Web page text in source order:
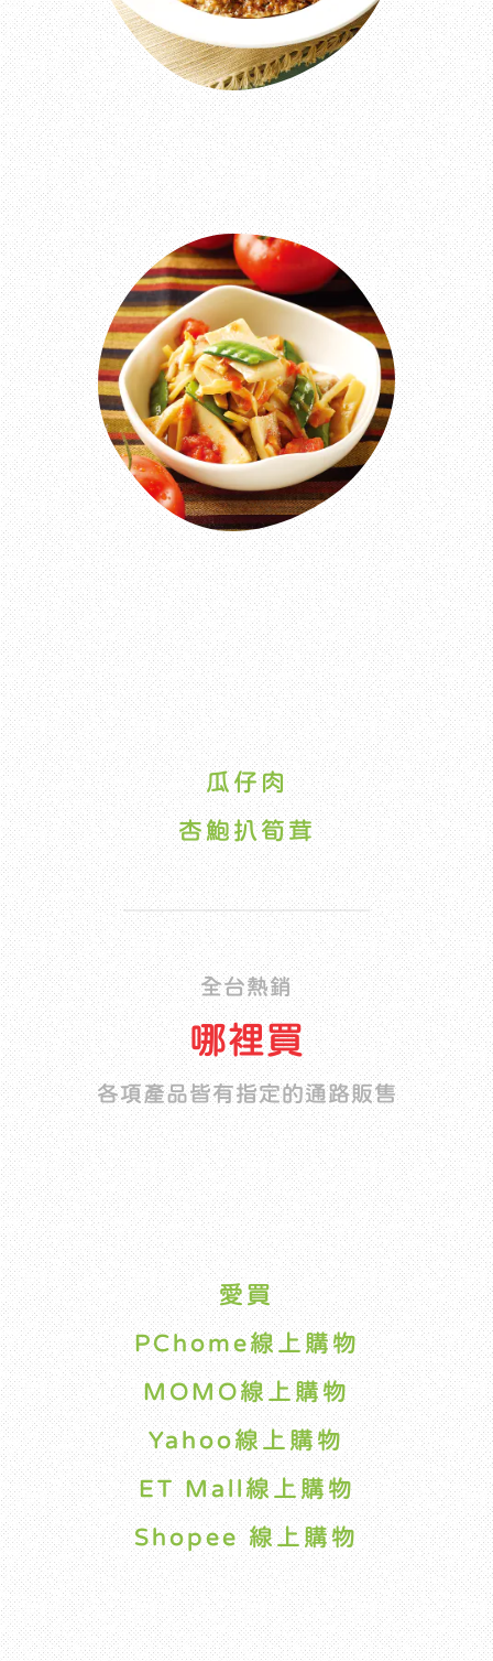
瓜仔肉
杏鮑扒筍茸
全台熱銷
哪裡買
各項產品皆有指定的通路販售
愛買
PChome線上購物
MOMO線上購物
Yahoo線上購物
ET Mall線上購物
Shopee 線上購物